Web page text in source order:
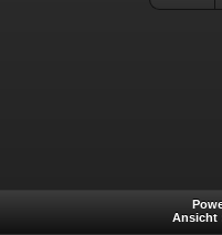
Ansicht